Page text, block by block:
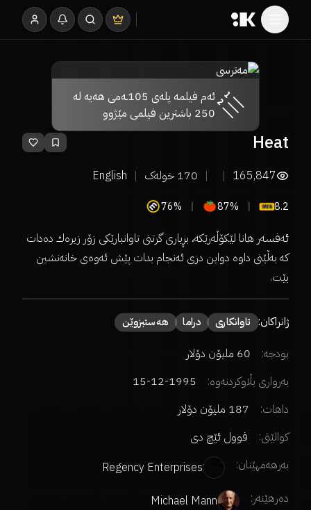
ئەم فیلمە پلەی 105ـەمی هەیە لە
250 باشترین فیلمی مێژوو
Heat
165,847
170 خولەک English
8.2
87%
76%
ئەفسەر هانا لێكۆڵەرێكە، بڕیاری گرتنی تاوانبارێكی زۆر زیرەك دەدات
كە بەڵێنی داوە دواین دزی ئەنجام بدات پێش ئەوەی خانەنشین
بێت.
ژانراکان: تاوانکاری دراما هەستبزوێن
بودجە:
60 ملیۆن دۆلار
بەرواری بڵاوکردنەوە:
1995-12-15
داهات:
187 ملیۆن دۆلار
کوالێتی:
فوول ئێچ دی
بەرهەمهێنان:
Regency Enterprises
دەرهێنەر:
Michael Mann